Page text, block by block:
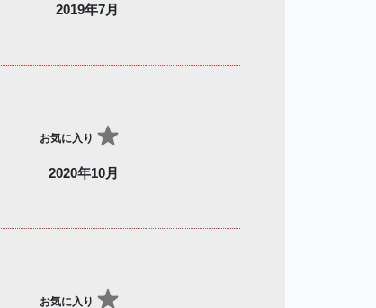
2019年7月
お気に入り
2020年10月
お気に入り